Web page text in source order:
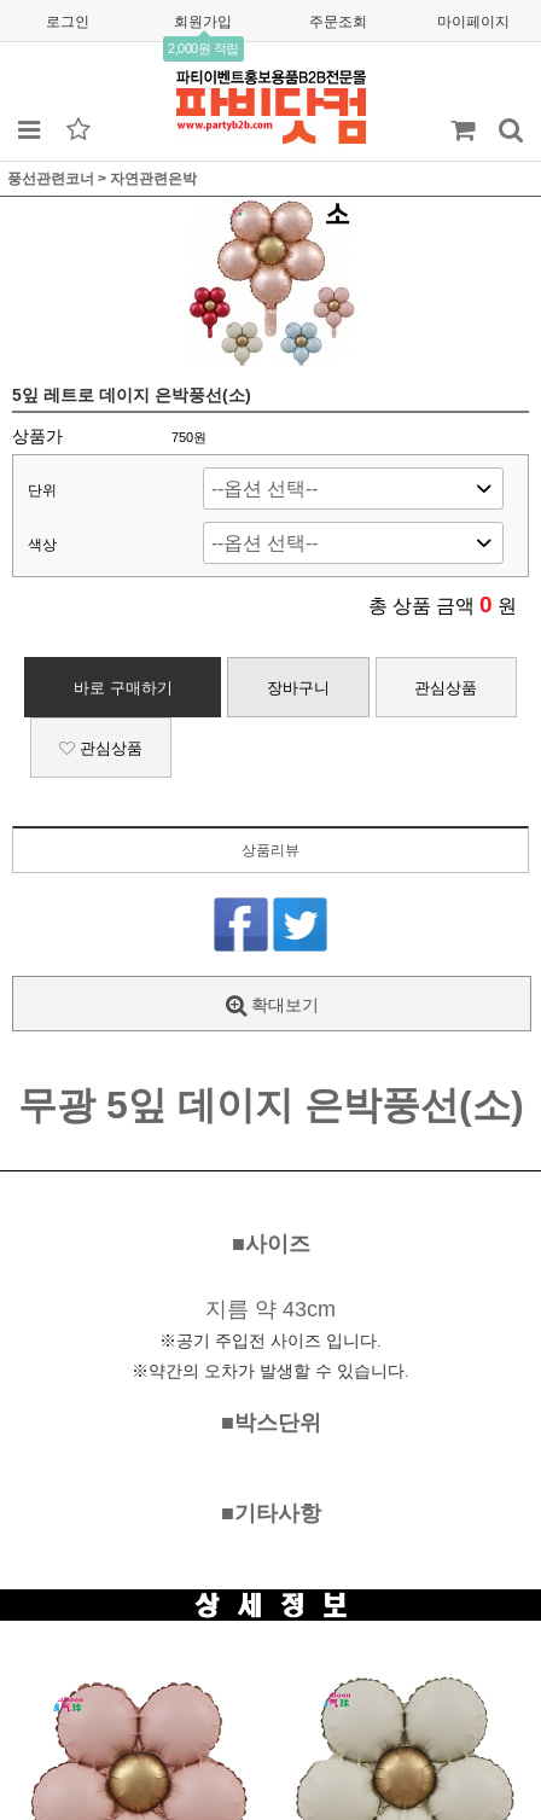
로그인 회원가입
2,000원 적립
주문조회 마이페이지
풍선관련코너 > 자연관련은박
5잎 레트로 데이지 은박풍선(소)
상품가 750원
단위
색상
총 상품 금액 0 원
바로 구매하기 장바구니 관심상품
관심상품
상품리뷰
확대보기
무광 5잎 데이지 은박풍선(소)
■사이즈
지름 약 43cm
※공기 주입전 사이즈 입니다.
※약간의 오차가 발생할 수 있습니다.
■박스단위
■기타사항